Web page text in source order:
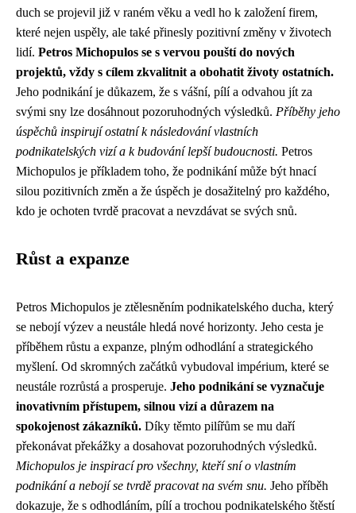
duch se projevil již v raném věku a vedl ho k založení firem,
které nejen uspěly, ale také přinesly pozitivní změny v životech
lidí. Petros Michopulos se s vervou pouští do nových
projektů, vždy s cílem zkvalitnit a obohatit životy ostatních.
Jeho podnikání je důkazem, že s vášní, pílí a odvahou jít za
svými sny lze dosáhnout pozoruhodných výsledků. Příběhy jeho
úspěchů inspirují ostatní k následování vlastních
podnikatelských vizí a k budování lepší budoucnosti. Petros
Michopulos je příkladem toho, že podnikání může být hnací
silou pozitivních změn a že úspěch je dosažitelný pro každého,
kdo je ochoten tvrdě pracovat a nevzdávat se svých snů.
Růst a expanze
Petros Michopulos je ztělesněním podnikatelského ducha, který
se nebojí výzev a neustále hledá nové horizonty. Jeho cesta je
příběhem růstu a expanze, plným odhodlání a strategického
myšlení. Od skromných začátků vybudoval impérium, které se
neustále rozrůstá a prosperuje. Jeho podnikání se vyznačuje
inovativním přístupem, silnou vizí a důrazem na
spokojenost zákazníků. Díky těmto pilířům se mu daří
překonávat překážky a dosahovat pozoruhodných výsledků.
Michopulos je inspirací pro všechny, kteří sní o vlastním
podnikání a nebojí se tvrdě pracovat na svém snu. Jeho příběh
dokazuje, že s odhodláním, pílí a trochou podnikatelského štěstí